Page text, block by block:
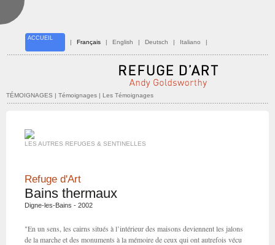
ACCUEIL
| Français | English | Deutsch | Italiano |
TÉMOIGNAGES | Témoignages | Les Témoignages
LES AUTRES REFUGES & SENTINELLES
Refuge d'Art
Bains thermaux
Digne-les-Bains - 2002
"En un sens, les cairns situés à l’intérieur des maisons deviennent les jalons
de la marche et des monuments à la mémoire de ceux qui ont autrefois vécu